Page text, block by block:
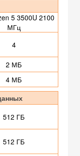
5 3500U 2100
МГц
4
2 МБ
4 МБ
512 ГБ
512 ГБ